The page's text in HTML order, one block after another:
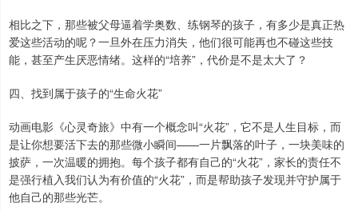
相比之下，那些被父母逼着学奥数、练钢琴的孩子，有多少是真正热
爱这些活动的呢？一旦外在压力消失，他们很可能再也不碰这些技
能，甚至产生厌恶情绪。这样的“培养”，代价是不是太大了？
四、找到属于孩子的“生命火花”
动画电影《心灵奇旅》中有一个概念叫“火花”，它不是人生目标，而
是让你想要活下去的那些微小瞬间——一片飘落的叶子，一块美味的
披萨，一次温暖的拥抱。每个孩子都有自己的“火花”，家长的责任不
是强行植入我们认为有价值的“火花”，而是帮助孩子发现并守护属于
他自己的那些光芒。